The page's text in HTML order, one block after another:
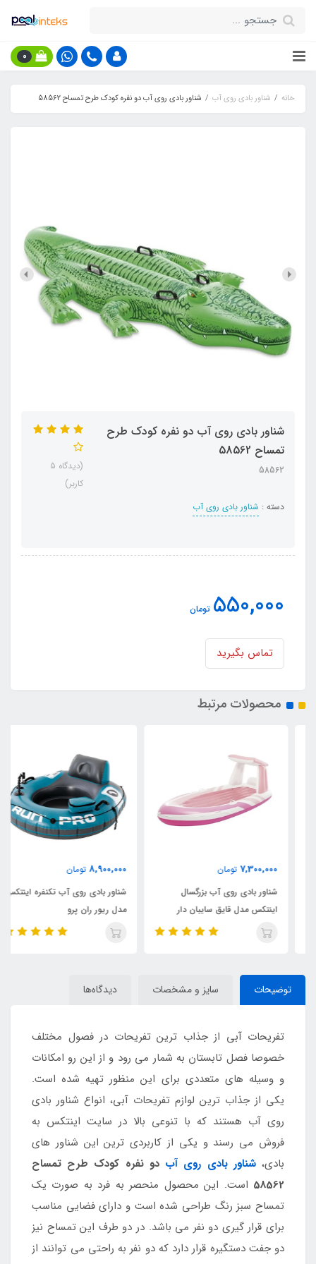
0
خانه شناور بادی روی آب شناور بادی روی آب دو نفره کودک طرح تمساح 58562
شناور بادی روی آب دو نفره کودک طرح
تمساح 58562
58562
دسته : شناور بادی روی آب
(دیدگاه 5
کاربر)
550,000 تومان
تماس بگیرید
محصولات مرتبط
7,300,000 تومان
شناور بادی روی آب بزرگسال
اینتکس مدل قایق سایبان دار
8,900,000 تومان
شناور بادی روی آب تکنفره اینتکس
مدل ریور ران پرو
توضیحات سایز و مشخصات دیدگاه‌ها
تفریحات آبی از جذاب ترین تفریحات در فصول مختلف
خصوصا فصل تابستان به شمار می رود و از این رو امکانات
و وسیله های متعددی برای این منظور تهیه شده است.
یکی از جذاب ترین لوازم تفریحات آبی، انواع شناور بادی
روی آب هستند که با تنوعی بالا در سایت اینتکس به
فروش می رسند و یکی از کاربردی ترین این شناور های
بادی،شناور بادی روی آب دو نفره کودک طرح تمساح
58562 است. این محصول منحصر به فرد به صورت یک
تمساح سبز رنگ طراحی شده است و دارای فضایی مناسب
برای قرار گیری دو نفر می باشد. در دو طرف این تمساح نیز
دو جفت دستگیره قرار دارد که دو نفر به راحتی می توانند از